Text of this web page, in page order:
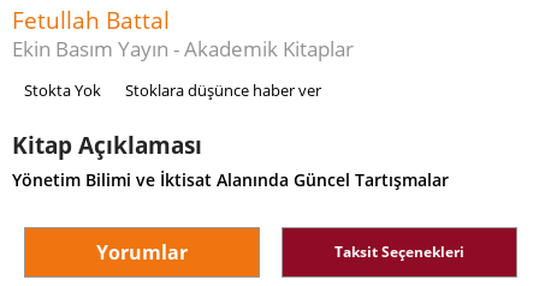
Fetullah Battal
Ekin Basım Yayın - Akademik Kitaplar
Stokta Yok Stoklara düşünce haber ver
Kitap Açıklaması
Yönetim Bilimi ve İktisat Alanında Güncel Tartışmalar
Yorumlar Taksit Seçenekleri